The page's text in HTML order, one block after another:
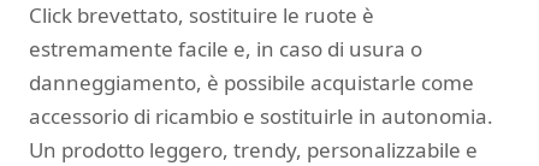
Click brevettato, sostituire le ruote è
estremamente facile e, in caso di usura o
danneggiamento, è possibile acquistarle come
accessorio di ricambio e sostituirle in autonomia.
Un prodotto leggero, trendy, personalizzabile e